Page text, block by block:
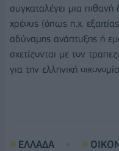
συγκαταλέγει μια πιθανή
χρέους (όπως π.χ.
αδύναμης ανάπτυξης ή
σχετίζονται με τον
για την ελληνική
ΕΛΛΑΔΑ